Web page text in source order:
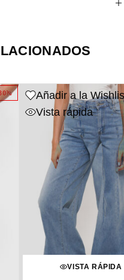
Añadir a la
Vista rápida
VISTA RÁPIDA